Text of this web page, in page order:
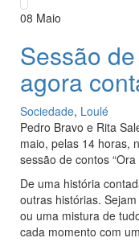
08 Maio
Sessão
agora
Sociedade, Loulé
Pedro Bravo e Rita
maio, pelas 14 horas,
sessão de contos
De uma história
outras histórias.
ou uma mistura de
cada momento com